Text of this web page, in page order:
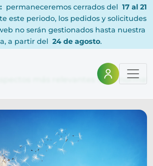
permaneceremos cerrados del 17 al 21
este periodo, los pedidos y solicitudes
no serán gestionados hasta nuestra
a partir del 24 de agosto.
más relevantes de la